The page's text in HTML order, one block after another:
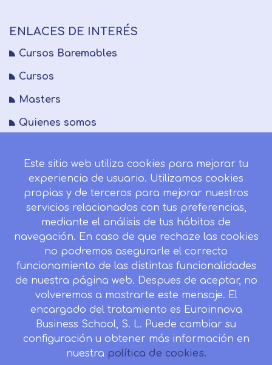
ENLACES DE INTERÉS
Cursos Baremables
Cursos
Masters
Quienes somos
Blog
Mapa del sitio
Desistir contrato aquí
CONTACTO
Camino de la Torrecilla N.º 30 EDIFICIO EDUCA
EDTECH, C.P. 18.200, Maracena (Granada)
958 050 746
Horario de atención al cliente:
Lunes a viernes: 9.00h a 20.00h.
Este sitio web utiliza cookies para mejorar tu
experiencia de usuario. Utilizamos cookies
propias y de terceros para mejorar nuestros
servicios relacionados con tus preferencias,
mediante el análisis de tus hábitos de
navegación. En caso de que rechaze las cookies
no podremos asegurarle el correcto
funcionamiento de las distintas funcionalidades
de nuestra página web. Despues de aceptar, no
volveremos a mostrarte este mensaje. El
encargado del tratamiento es Euroinnova
Business School, S. L. Puede cambiar su
configuración u obtener más información en
nuestra política de cookies.